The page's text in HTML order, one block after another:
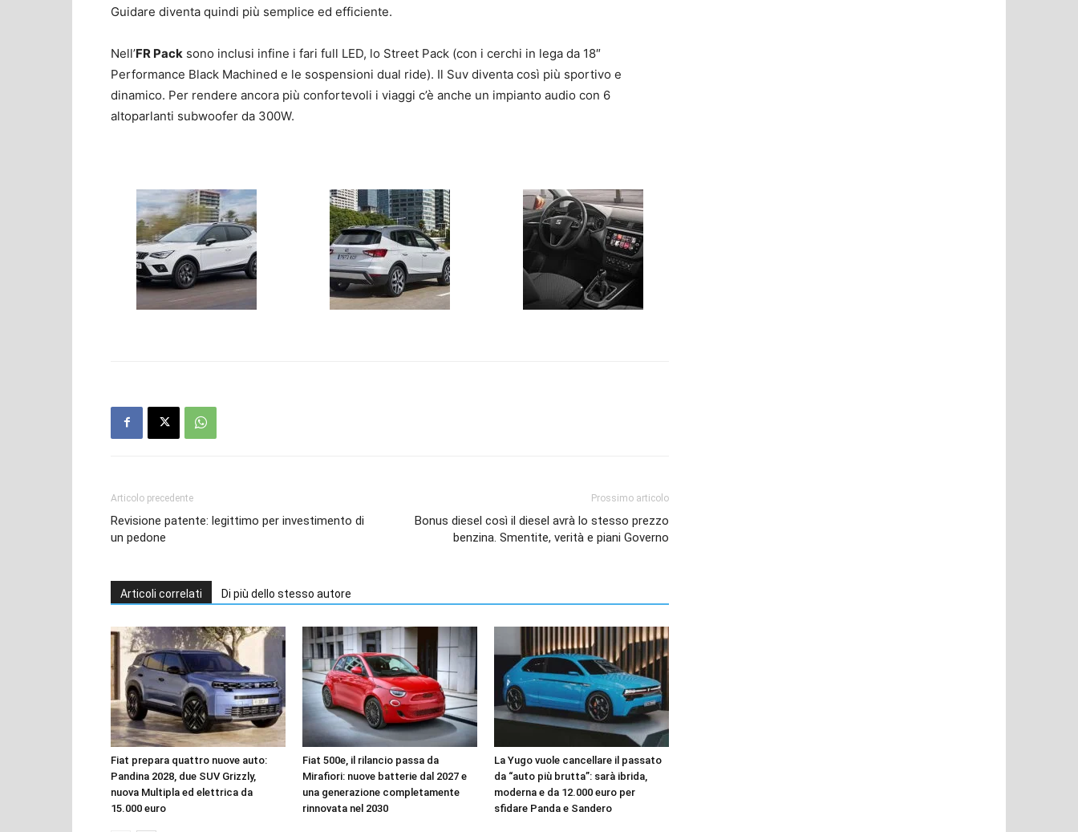
Guidare diventa quindi più semplice ed efficiente.
Nell’FR Pack sono inclusi infine i fari full LED, lo Street Pack (con i cerchi in lega da 18″
Performance Black Machined e le sospensioni dual ride). Il Suv diventa così più sportivo e
dinamico. Per rendere ancora più confortevoli i viaggi c’è anche un impianto audio con 6
altoparlanti subwoofer da 300W.
Articolo precedente
Revisione patente: legittimo per investimento di
un pedone
Prossimo articolo
Bonus diesel così il diesel avrà lo stesso prezzo
benzina. Smentite, verità e piani Governo
Articoli correlati Di più dello stesso autore
Fiat prepara quattro nuove auto:
Pandina 2028, due SUV Grizzly,
nuova Multipla ed elettrica da
15.000 euro
Fiat 500e, il rilancio passa da
Mirafiori: nuove batterie dal 2027 e
una generazione completamente
rinnovata nel 2030
La Yugo vuole cancellare il passato
da “auto più brutta”: sarà ibrida,
moderna e da 12.000 euro per
sfidare Panda e Sandero